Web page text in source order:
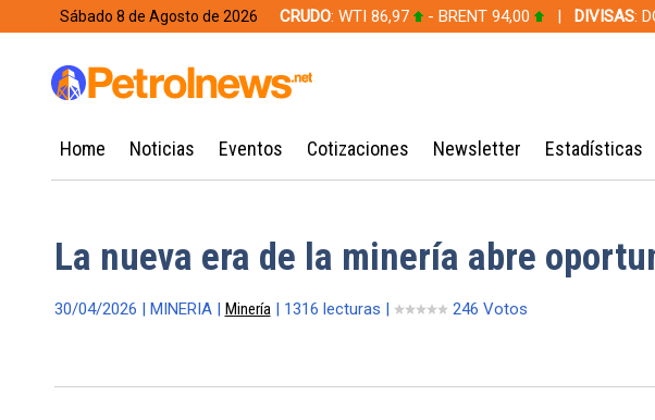
Sábado 8 de Agosto de 2026 CRUDO: WTI 86,97 - BRENT 94,00 | DIVISAS:
Home Noticias Eventos Cotizaciones Newsletter Estadísticas
La nueva era de la minería abre
30/04/2026 | MINERIA | Minería| 1316 lecturas | 246 Votos